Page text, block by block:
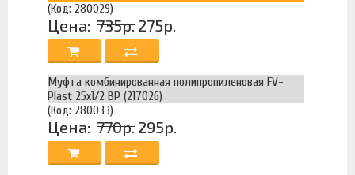
(Код: 280029)
Цена: 735р. 275р.
Муфта комбинированная полипропиленовая FV-
Plast 25х1/2 ВР (217026)
(Код: 280033)
Цена: 770р. 295р.